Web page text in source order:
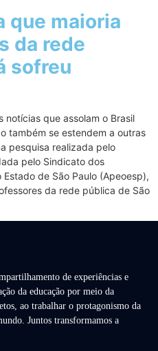
que maioria
da rede
sofreu
notícias que assolam o Brasil
também se estendem a outras
pesquisa realizada pelo
pelo Sindicato dos
de São Paulo (Apeoesp),
da rede pública de São
de experiências e
da educação por meio da
ao trabalhar o protagonismo da
Juntos transformamos a